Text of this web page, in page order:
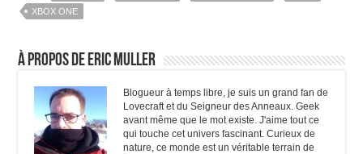
XBOX ONE
À propos de Eric Muller
Blogueur à temps libre, je suis un grand fan de
Lovecraft et du Seigneur des Anneaux. Geek
avant même que le mot existe. J'aime tout ce
qui touche cet univers fascinant. Curieux de
nature, ce monde est un véritable terrain de